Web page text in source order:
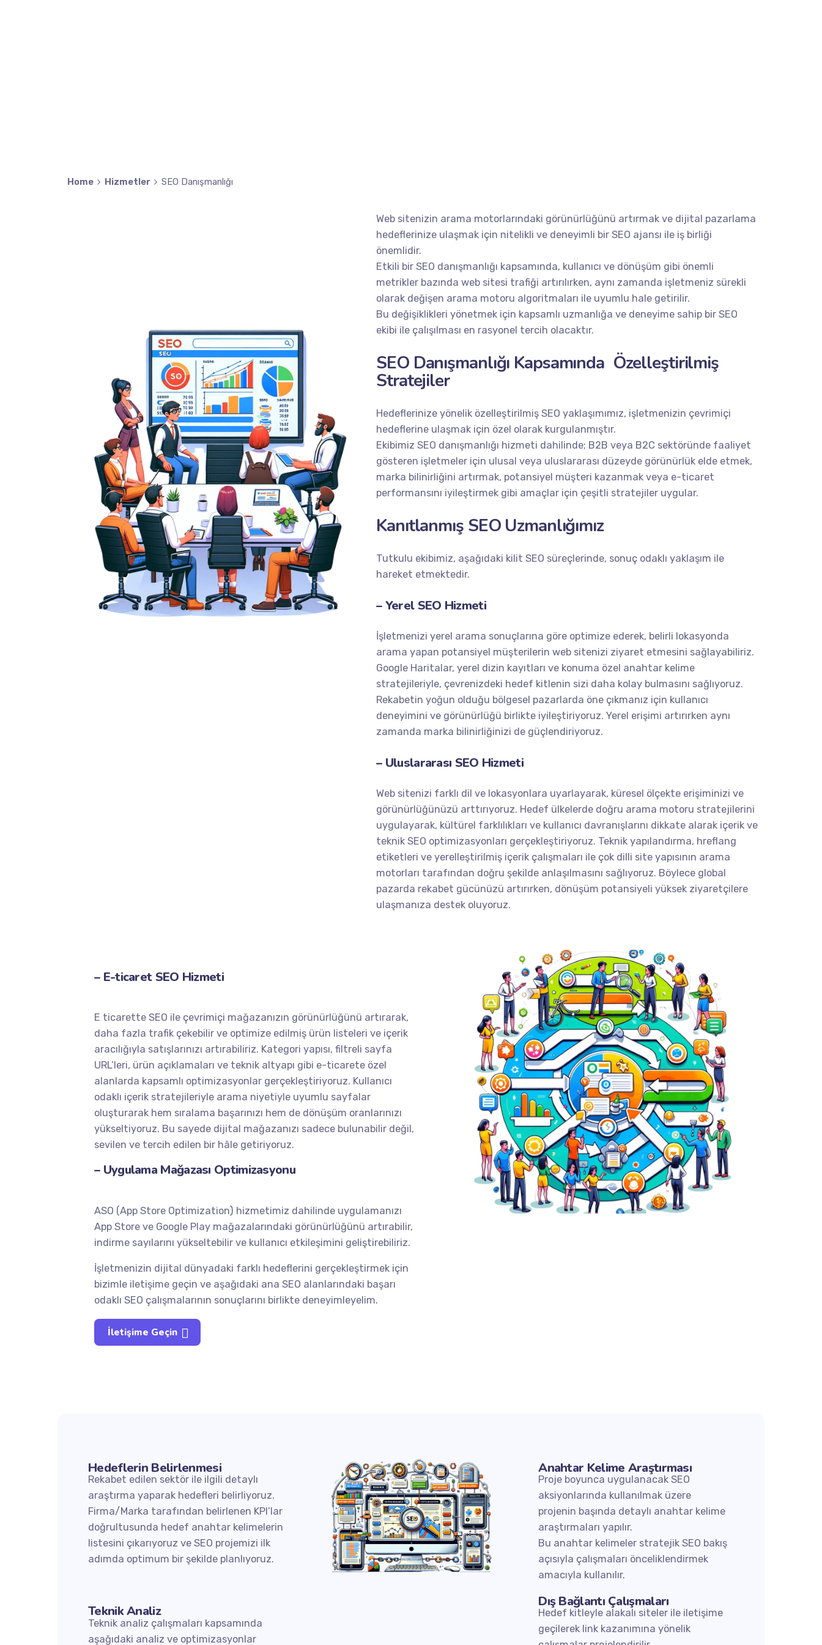
Home Hizmetler SEO Danışmanlığı
Web sitenizin arama motorlarındaki görünürlüğünü artırmak ve dijital pazarlama
hedeflerinize ulaşmak için nitelikli ve deneyimli birSEO ajansı ile iş birliği
önemlidir.
Etkili bir SEO danışmanlığı kapsamında, kullanıcı ve dönüşüm gibi önemli
metrikler bazında web sitesi trafiği artırılırken, aynı zamanda işletmeniz sürekli
olarak değişen arama motoru algoritmaları ile uyumlu hale getirilir.
Bu değişiklikleri yönetmek için kapsamlı uzmanlığa ve deneyime sahip bir SEO
ekibi ile çalışılması en rasyonel tercih olacaktır.
SEO Danışmanlığı Kapsamında Özelleştirilmiş
Stratejiler
Hedeflerinize yönelik özelleştirilmiş SEO yaklaşımımız, işletmenizin çevrimiçi
hedeflerine ulaşmak için özel olarak kurgulanmıştır.
EkibimizSEO danışmanlığı hizmeti dahilinde; B2B veya B2C sektöründe faaliyet
gösteren işletmeler için ulusal veya uluslararası düzeyde görünürlük elde etmek,
marka bilinirliğini artırmak, potansiyel müşteri kazanmak veya e-ticaret
performansını iyileştirmek gibi amaçlar için çeşitli stratejiler uygular.
Kanıtlanmış SEO Uzmanlığımız
Tutkulu ekibimiz, aşağıdaki kilit SEO süreçlerinde, sonuç odaklı yaklaşım ile
hareket etmektedir.
– Yerel SEO Hizmeti
İşletmenizi yerel arama sonuçlarına göre optimize ederek, belirli lokasyonda
arama yapan potansiyel müşterilerin web sitenizi ziyaret etmesini sağlayabiliriz.
Google Haritalar, yerel dizin kayıtları ve konuma özel anahtar kelime
stratejileriyle, çevrenizdeki hedef kitlenin sizi daha kolay bulmasını sağlıyoruz.
Rekabetin yoğun olduğu bölgesel pazarlarda öne çıkmanız için kullanıcı
deneyimini ve görünürlüğü birlikte iyileştiriyoruz. Yerel erişimi artırırken aynı
zamanda marka bilinirliğinizi de güçlendiriyoruz.
– Uluslararası SEO Hizmeti
Web sitenizi farklı dil ve lokasyonlara uyarlayarak, küresel ölçekte erişiminizi ve
görünürlüğünüzü arttırıyoruz. Hedef ülkelerde doğru arama motoru stratejilerini
uygulayarak, kültürel farklılıkları ve kullanıcı davranışlarını dikkate alarak içerik ve
teknik SEO optimizasyonları gerçekleştiriyoruz. Teknik yapılandırma, hreflang
etiketleri ve yerelleştirilmiş içerik çalışmaları ile çok dilli site yapısının arama
motorları tarafından doğru şekilde anlaşılmasını sağlıyoruz. Böylece global
pazarda rekabet gücünüzü artırırken, dönüşüm potansiyeli yüksek ziyaretçilere
ulaşmanıza destek oluyoruz.
– E-ticaret SEO Hizmeti
E ticarette SEO ile çevrimiçi mağazanızın görünürlüğünü artırarak,
daha fazla trafik çekebilir ve optimize edilmiş ürün listeleri ve içerik
aracılığıyla satışlarınızı artırabiliriz. Kategori yapısı, filtreli sayfa
URL’leri, ürün açıklamaları ve teknik altyapı gibi e-ticarete özel
alanlarda kapsamlı optimizasyonlar gerçekleştiriyoruz. Kullanıcı
odaklı içerik stratejileriyle arama niyetiyle uyumlu sayfalar
oluşturarak hem sıralama başarınızı hem de dönüşüm oranlarınızı
yükseltiyoruz. Bu sayede dijital mağazanızı sadece bulunabilir değil,
sevilen ve tercih edilen bir hâle getiriyoruz.
– Uygulama Mağazası Optimizasyonu
ASO (App Store Optimization) hizmetimiz dahilinde uygulamanızı
App Store ve Google Play mağazalarındaki görünürlüğünü artırabilir,
indirme sayılarını yükseltebilir ve kullanıcı etkileşimini geliştirebiliriz.
İşletmenizin dijital dünyadaki farklı hedeflerini gerçekleştirmek için
bizimle iletişime geçin ve aşağıdaki ana SEO alanlarındaki başarı
odaklı SEO çalışmalarının sonuçlarını birlikte deneyimleyelim.
İletişime Geçin
Hedeflerin Belirlenmesi
Rekabet edilen sektör ile ilgili detaylı
araştırma yaparak hedefleri belirliyoruz.
Firma/Marka tarafından belirlenen KPI’lar
doğrultusunda hedef anahtar kelimelerin
listesini çıkarıyoruz ve SEO projemizi ilk
adımda optimum bir şekilde planlıyoruz.
Teknik Analiz
Teknik analiz çalışmaları kapsamında
aşağıdaki analiz ve optimizasyonlar
Anahtar Kelime Araştırması
Proje boyunca uygulanacak SEO
aksiyonlarında kullanılmak üzere
projenin başında detaylı anahtar kelime
araştırmaları yapılır.
Bu anahtar kelimeler stratejik SEO bakış
açısıyla çalışmaları önceliklendirmek
amacıyla kullanılır.
Dış Bağlantı Çalışmaları
Hedef kitleyle alakalı siteler ile iletişime
geçilerek link kazanımına yönelik